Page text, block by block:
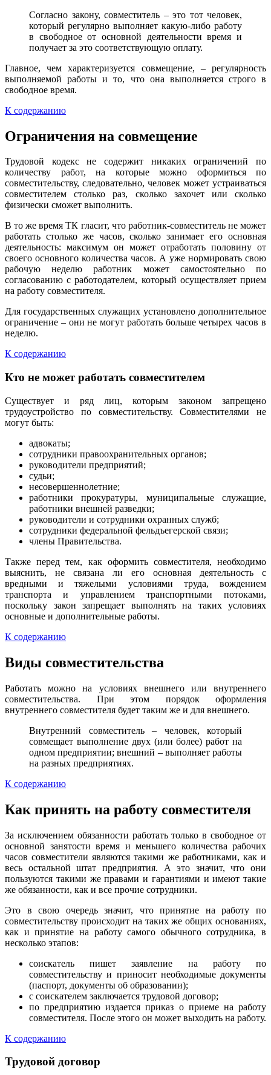
Согласно закону, совместитель – это тот человек,
который регулярно выполняет какую-либо работу
в свободное от основной деятельности время и
получает за это соответствующую оплату.
Главное, чем характеризуется совмещение, – регулярность
выполняемой работы и то, что она выполняется строго в
свободное время.
К содержанию
Ограничения на совмещение
Трудовой кодекс не содержит никаких ограничений по
количеству работ, на которые можно оформиться по
совместительству, следовательно, человек может устраиваться
совместителем столько раз, сколько захочет или сколько
физически сможет выполнить.
В то же время ТК гласит, что работник-совместитель не может
работать столько же часов, сколько занимает его основная
деятельность: максимум он может отработать половину от
своего основного количества часов. А уже нормировать свою
рабочую неделю работник может самостоятельно по
согласованию с работодателем, который осуществляет прием
на работу совместителя.
Для государственных служащих установлено дополнительное
ограничение – они не могут работать больше четырех часов в
неделю.
К содержанию
Кто не может работать совместителем
Существует и ряд лиц, которым законом запрещено
трудоустройство по совместительству. Совместителями не
могут быть:
адвокаты;
сотрудники правоохранительных органов;
руководители предприятий;
судьи;
несовершеннолетние;
работники прокуратуры, муниципальные служащие,
работники внешней разведки;
руководители и сотрудники охранных служб;
сотрудники федеральной фельдъегерской связи;
члены Правительства.
Также перед тем, как оформить совместителя, необходимо
выяснить, не связана ли его основная деятельность с
вредными и тяжелыми условиями труда, вождением
транспорта и управлением транспортными потоками,
поскольку закон запрещает выполнять на таких условиях
основные и дополнительные работы.
К содержанию
Виды совместительства
Работать можно на условиях внешнего или внутреннего
совместительства. При этом порядок оформления
внутреннего совместителя будет таким же и для внешнего.
Внутренний совместитель – человек, который
совмещает выполнение двух (или более) работ на
одном предприятии; внешний – выполняет работы
на разных предприятиях.
К содержанию
Как принять на работу совместителя
За исключением обязанности работать только в свободное от
основной занятости время и меньшего количества рабочих
часов совместители являются такими же работниками, как и
весь остальной штат предприятия. А это значит, что они
пользуются такими же правами и гарантиями и имеют такие
же обязанности, как и все прочие сотрудники.
Это в свою очередь значит, что принятие на работу по
совместительству происходит на таких же общих основаниях,
как и принятие на работу самого обычного сотрудника, в
несколько этапов:
соискатель пишет заявление на работу по
совместительству и приносит необходимые документы
(паспорт, документы об образовании);
с соискателем заключается трудовой договор;
по предприятию издается приказ о приеме на работу
совместителя. После этого он может выходить на работу.
К содержанию
Трудовой договор